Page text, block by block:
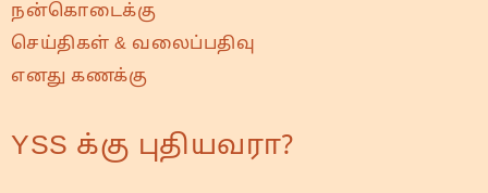
நன்கொடைக்கு
செய்திகள் & வலைப்பதிவு
எனது கணக்கு
YSS க்கு புதியவரா?